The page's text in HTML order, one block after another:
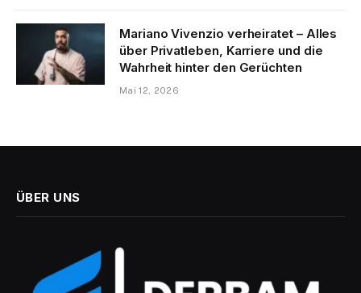
Mariano Vivenzio verheiratet – Alles
über Privatleben, Karriere und die
Wahrheit hinter den Gerüchten
Mai 12, 2026
ÜBER UNS